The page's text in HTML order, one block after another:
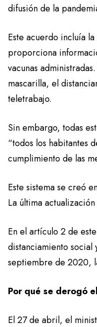
difusión de la
Este acuerdo incluía
proporciona
vacunas
mascarilla, el
teletrabajo.
Sin embargo, todas
“todos los habitantes
cumplimiento de las
Este sistema se creó
La última
En el artículo 2 de
distanciamiento social
septiembre de 2020,
Por qué se derogó
El 27 de abril, el